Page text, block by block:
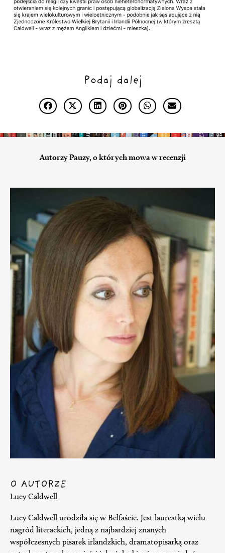
Podaj dalej
Autorzy Pauzy, o których mowa w recenzji
O AUTORZE
Lucy Caldwell
Lucy Caldwell urodziła się w Belfaście. Jest laureatką wielu
nagród literackich, jedną z najbardziej znanych
współczesnych pisarek irlandzkich, dramatopisarką oraz